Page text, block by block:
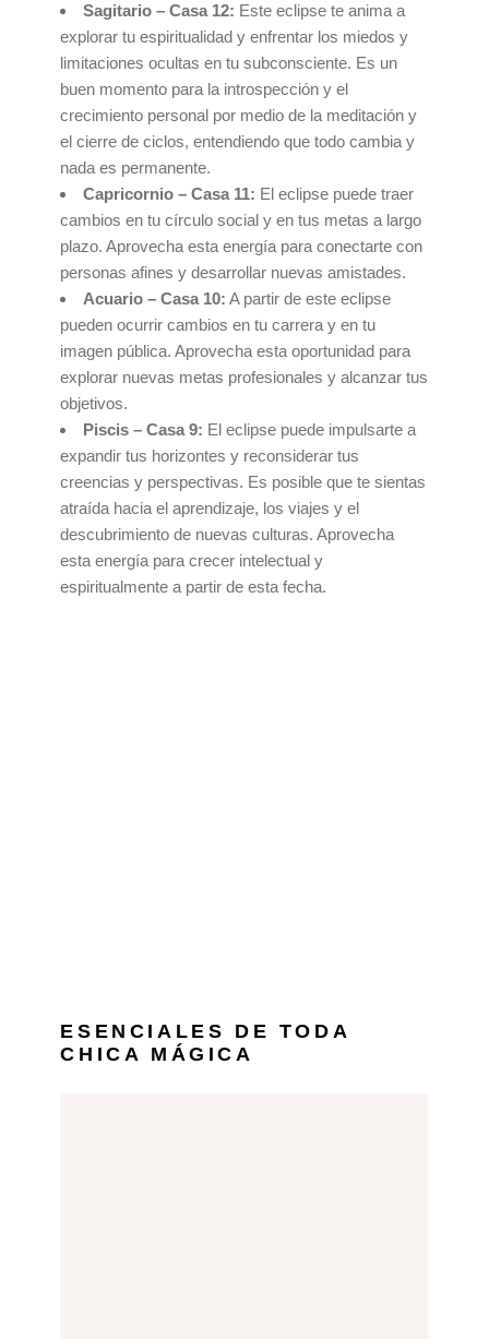
Sagitario – Casa 12: Este eclipse te anima a
explorar tu espiritualidad y enfrentar los miedos y
limitaciones ocultas en tu subconsciente. Es un
buen momento para la introspección y el
crecimiento personal por medio de la meditación y
el cierre de ciclos, entendiendo que todo cambia y
nada es permanente.
Capricornio – Casa 11: El eclipse puede traer
cambios en tu círculo social y en tus metas a largo
plazo. Aprovecha esta energía para conectarte con
personas afines y desarrollar nuevas amistades.
Acuario – Casa 10: A partir de este eclipse
pueden ocurrir cambios en tu carrera y en tu
imagen pública. Aprovecha esta oportunidad para
explorar nuevas metas profesionales y alcanzar tus
objetivos.
Piscis – Casa 9: El eclipse puede impulsarte a
expandir tus horizontes y reconsiderar tus
creencias y perspectivas. Es posible que te sientas
atraída hacia el aprendizaje, los viajes y el
descubrimiento de nuevas culturas. Aprovecha
esta energía para crecer intelectual y
espiritualmente a partir de esta fecha.
ESENCIALES DE TODA
CHICA MÁGICA